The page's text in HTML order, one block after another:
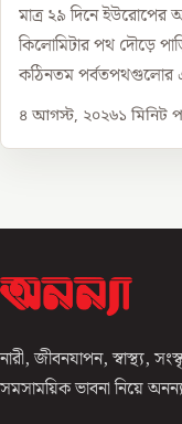
মাত্র ২৯ দিনে ইউরোপের
কিলোমিটার পথ দৌড়ে
কঠিনতম পর্বতপথগুলোর
৪ আগস্ট, ২০২৬১ মিনিট
নারী, জীবনযাপন, স্বাস্থ্য,
সমসাময়িক ভাবনা নিয়ে